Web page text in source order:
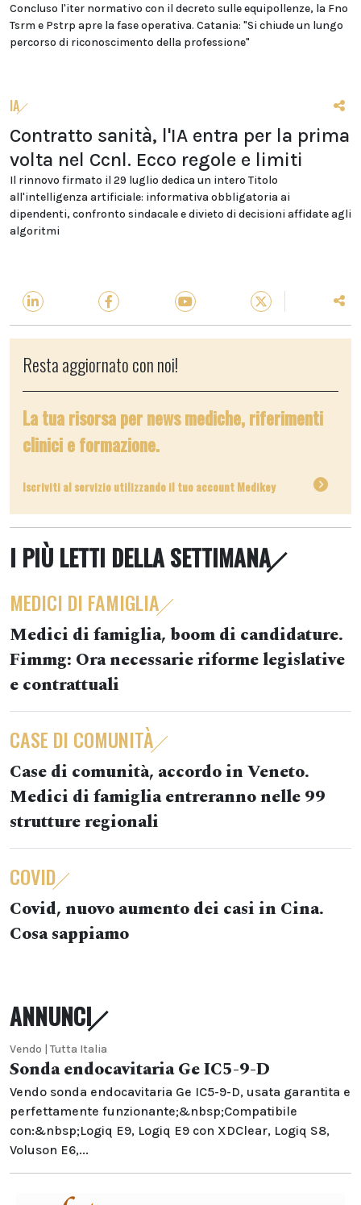
Concluso l'iter normativo con il decreto sulle equipollenze, la Fno
Tsrm e Pstrp apre la fase operativa. Catania: "Si chiude un lungo
percorso di riconoscimento della professione"
IA
Contratto sanità, l'IA entra per la prima
volta nel Ccnl. Ecco regole e limiti
Il rinnovo firmato il 29 luglio dedica un intero Titolo
all'intelligenza artificiale: informativa obbligatoria ai
dipendenti, confronto sindacale e divieto di decisioni affidate agli
algoritmi
Resta aggiornato con noi!
La tua risorsa per news mediche, riferimenti
clinici e formazione.
Iscriviti al servizio utilizzando il tuo account Medikey
I PIÙ LETTI DELLA SETTIMANA
MEDICI DI FAMIGLIA
Medici di famiglia, boom di candidature.
Fimmg: Ora necessarie riforme legislative
e contrattuali
CASE DI COMUNITÀ
Case di comunità, accordo in Veneto.
Medici di famiglia entreranno nelle 99
strutture regionali
COVID
Covid, nuovo aumento dei casi in Cina.
Cosa sappiamo
ANNUNCI
Vendo | Tutta Italia
Sonda endocavitaria Ge IC5-9-D
Vendo sonda endocavitaria Ge IC5-9-D, usata garantita e
perfettamente funzionante;&nbsp;Compatibile
con:&nbsp;Logiq E9, Logiq E9 con XDClear, Logiq S8,
Voluson E6,...